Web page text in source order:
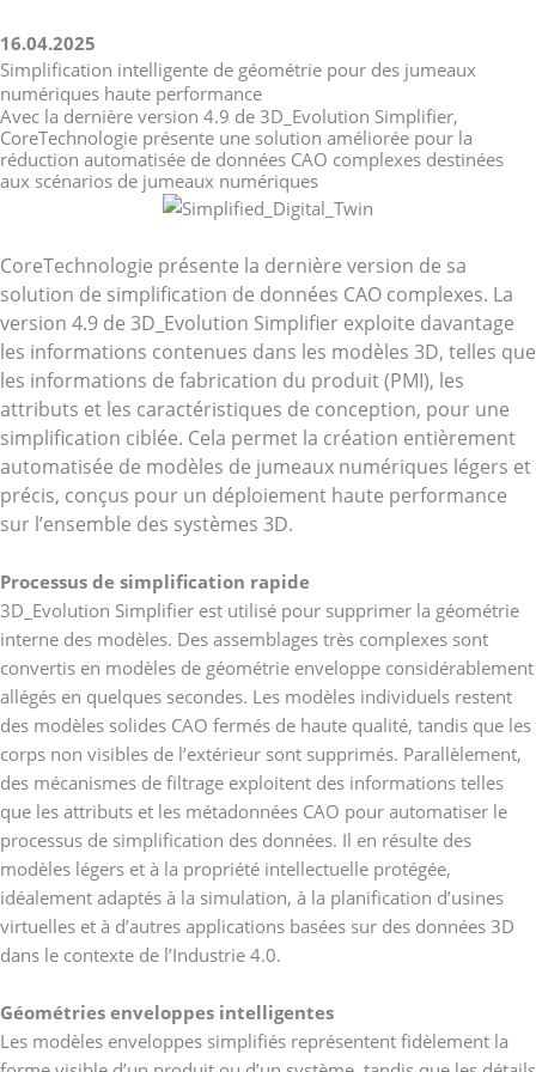
au
contenu
16.04.2025
Simplification intelligente de géométrie pour des jumeaux
numériques haute performance
Avec la dernière version 4.9 de 3D_Evolution Simplifier,
CoreTechnologie présente une solution améliorée pour la
réduction automatisée de données CAO complexes destinées
aux scénarios de jumeaux numériques
CoreTechnologie présente la dernière version de sa
solution de simplification de données CAO complexes. La
version 4.9 de 3D_Evolution Simplifier exploite davantage
les informations contenues dans les modèles 3D, telles que
les informations de fabrication du produit (PMI), les
attributs et les caractéristiques de conception, pour une
simplification ciblée. Cela permet la création entièrement
automatisée de modèles de jumeaux numériques légers et
précis, conçus pour un déploiement haute performance
sur l’ensemble des systèmes 3D.
Processus de simplification rapide
3D_Evolution Simplifier est utilisé pour supprimer la géométrie
interne des modèles. Des assemblages très complexes sont
convertis en modèles de géométrie enveloppe considérablement
allégés en quelques secondes. Les modèles individuels restent
des modèles solides CAO fermés de haute qualité, tandis que les
corps non visibles de l’extérieur sont supprimés. Parallèlement,
des mécanismes de filtrage exploitent des informations telles
que les attributs et les métadonnées CAO pour automatiser le
processus de simplification des données. Il en résulte des
modèles légers et à la propriété intellectuelle protégée,
idéalement adaptés à la simulation, à la planification d’usines
virtuelles et à d’autres applications basées sur des données 3D
dans le contexte de l’Industrie 4.0.
Géométries enveloppes intelligentes
Les modèles enveloppes simplifiés représentent fidèlement la